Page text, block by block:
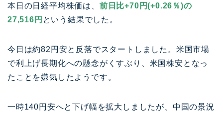
本日の日経平均株価は、 前日比+70円(+0.26％)の
27,516円 という結果でした。
今日は約82円安と反落でスタートしました。米国市場
で利上げ長期化への懸念がくすぶり、米国株安となっ
たことを嫌気したようです。
一時140円安へと下げ幅を拡大しましたが、中国の景況